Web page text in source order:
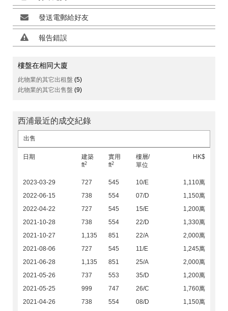
發送電郵給好友
報告錯誤
樓盤在相同大廈
此物業的其它出租盤 (5)
此物業的其它出售盤 (9)
西浦最近的成交紀錄
出售
日期
建築
ft2
實用
ft2
樓層/
單位
HK$
2023-03-29 727 545 10/E
1,110萬
2022-06-15
738 554 07/D
1,150萬
2022-04-22
727 545 15/E
1,200萬
2021-10-28
738 554 22/D
1,330萬
2021-10-27
1,135 851 22/A
2,000萬
2021-08-06
727 545 11/E
1,245萬
2021-06-28
1,135 851 25/A
2,000萬
2021-05-26
737 553 35/D
1,200萬
2021-05-25
999 747 26/C
1,760萬
2021-04-26
738 554 08/D 1,150萬